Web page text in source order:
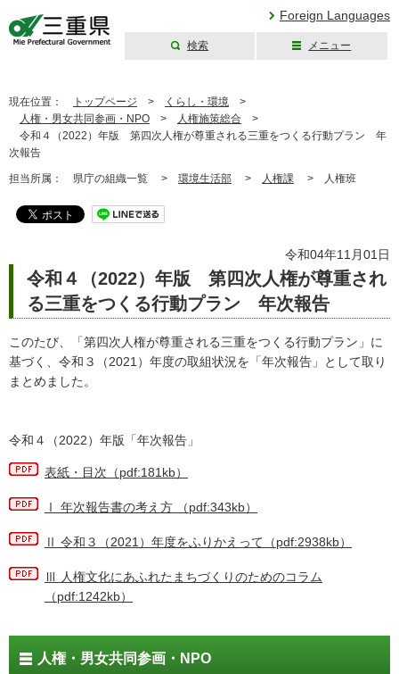
Foreign Languages
検索 メニュー
現在位置： トップページ > くらし・環境 >
人権・男女共同参画・NPO > 人権施策総合 >
令和４（2022）年版 第四次人権が尊重される三重をつくる行動プラン 年
次報告
担当所属： 県庁の組織一覧 > 環境生活部 > 人権課 > 人権班
令和04年11月01日
令和４（2022）年版 第四次人権が尊重され
る三重をつくる行動プラン 年次報告
このたび、「第四次人権が尊重される三重をつくる行動プラン」に
基づく、令和３（2021）年度の取組状況を「年次報告」として取り
まとめました。
令和４（2022）年版「年次報告」
表紙・目次（pdf:181kb）
Ⅰ 年次報告書の考え方 （pdf:343kb）
Ⅱ 令和３（2021）年度をふりかえって（pdf:2938kb）
Ⅲ 人権文化にあふれたまちづくりのためのコラム
（pdf:1242kb）
人権・男女共同参画・NPO